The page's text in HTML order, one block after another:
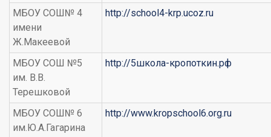
МБОУ СОШ№ 4
имени
Ж.Макеевой
http://school4-krp.ucoz.ru
МБОУ СОШ №5
им. В.В.
Терешковой
http://5школа-кропоткин.рф
МБОУ СОШ№ 6
им.Ю.А.Гагарина
http://www.kropschool6.org.ru